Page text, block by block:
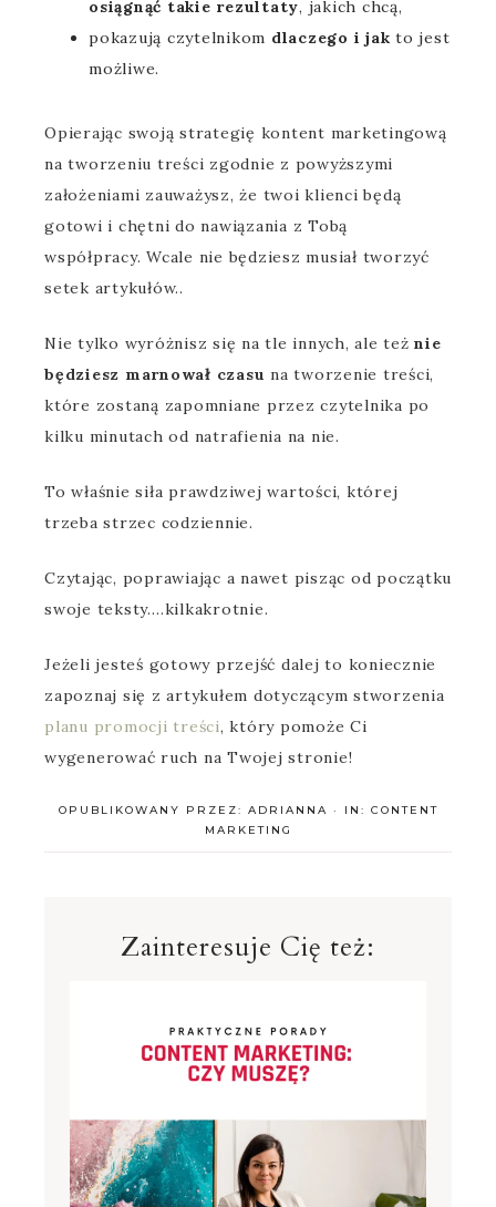
osiągnąć takie rezultaty, jakich chcą,
pokazują czytelnikom dlaczego i jak to jest
możliwe.
Opierając swoją strategię kontent marketingową
na tworzeniu treści zgodnie z powyższymi
założeniami zauważysz, że twoi klienci będą
gotowi i chętni do nawiązania z Tobą
współpracy. Wcale nie będziesz musiał tworzyć
setek artykułów..
Nie tylko wyróżnisz się na tle innych, ale teżnie
będziesz marnował czasu na tworzenie treści,
które zostaną zapomniane przez czytelnika po
kilku minutach od natrafienia na nie.
To właśnie siła prawdziwej wartości, której
trzeba strzec codziennie.
Czytając, poprawiając a nawet pisząc od początku
swoje teksty….kilkakrotnie.
Jeżeli jesteś gotowy przejść dalej to koniecznie
zapoznaj się z artykułem dotyczącym stworzenia
planu promocji treści, który pomoże Ci
wygenerować ruch na Twojej stronie!
OPUBLIKOWANY PRZEZ: ADRIANNA · IN: CONTENT
MARKETING
Zainteresuje Cię też: